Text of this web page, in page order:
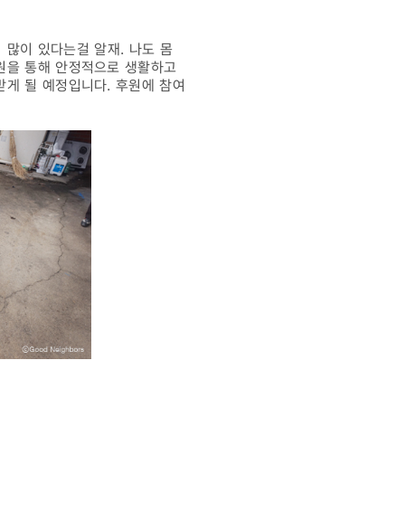
많이 있다는걸 알재. 나도 몸
통해 안정적으로 생활하고
될 예정입니다. 후원에 참여